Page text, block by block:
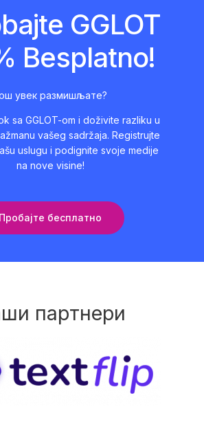
GGLOT
Besplatno!
увек размишљате?
sa GGLOT-om i doživite razliku u
vašeg sadržaja. Registrujte
uslugu i podignite svoje medije
na nove visine!
Пробајте бесплатно
партнери